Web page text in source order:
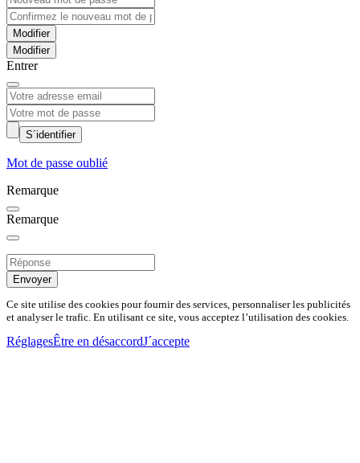
Modifier
Entrer
S´identifier
Mot de passe oublié
Remarque
Remarque
Envoyer
Ce site utilise des cookies pour fournir des services, personnaliser les publicités
et analyser le trafic. En utilisant ce site, vous acceptez l’utilisation des cookies.
RéglagesÊtre en désaccordJ´accepte